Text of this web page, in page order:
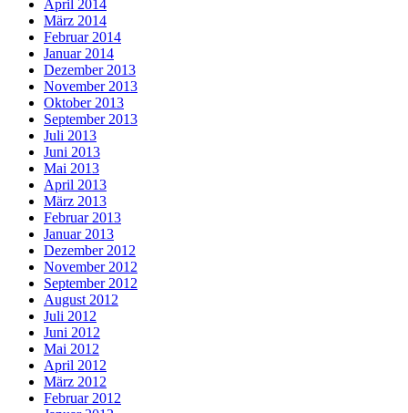
April 2014
März 2014
Februar 2014
Januar 2014
Dezember 2013
November 2013
Oktober 2013
September 2013
Juli 2013
Juni 2013
Mai 2013
April 2013
März 2013
Februar 2013
Januar 2013
Dezember 2012
November 2012
September 2012
August 2012
Juli 2012
Juni 2012
Mai 2012
April 2012
März 2012
Februar 2012